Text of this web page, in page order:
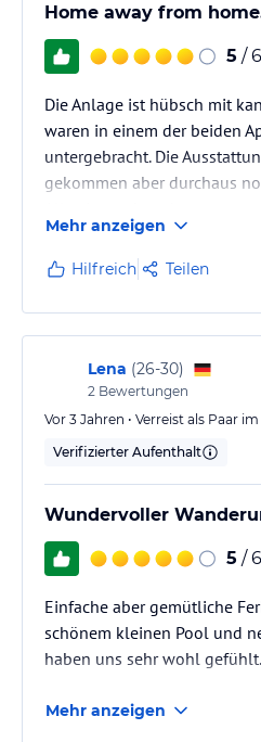
Home away from
5 / 6
Die Anlage ist hübsch mit
waren in einem der beiden
untergebracht. Die
gekommen aber durchaus
abgewohnt! Die 3-Sterne
zutreffend. Wer auf eine
falsch. Die Lage ist perfekt
auch für Wandertouren
Ein schöner sauberer Pool
Hausvorhanden, leider war
Mehr anzeigen
Hilfreich Teilen
Lena (26-30)
2 Bewertungen
Vor 3 Jahren • Verreist als Paar
Verifizierter Aufenthalt
Wundervoller
5 / 6
Einfache aber gemütliche
schönem kleinen Pool und
haben uns sehr wohl gefühlt.
Mehr anzeigen